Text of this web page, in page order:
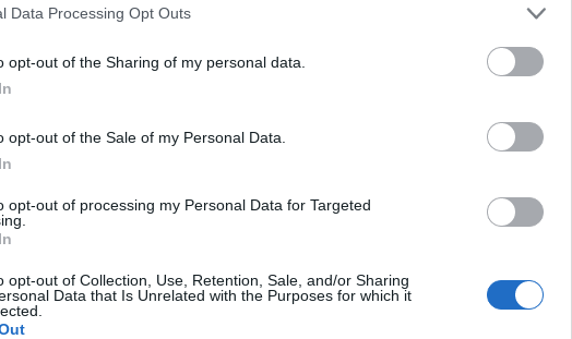
Data Processing Opt Outs
opt-out of the Sharing of my personal data.
opt-out of the Sale of my Personal Data.
opt-out of processing my Personal Data for Targeted
opt-out of Collection, Use, Retention, Sale, and/or Sharing
Data that Is Unrelated with the Purposes for which it
megállsz és elgondolkozol: 'Mit is
és kapcsoltaotokon, mert
de az is elképzelhető, hogy csak
fel, befektettek valamibe,
az energiák segítenek neked